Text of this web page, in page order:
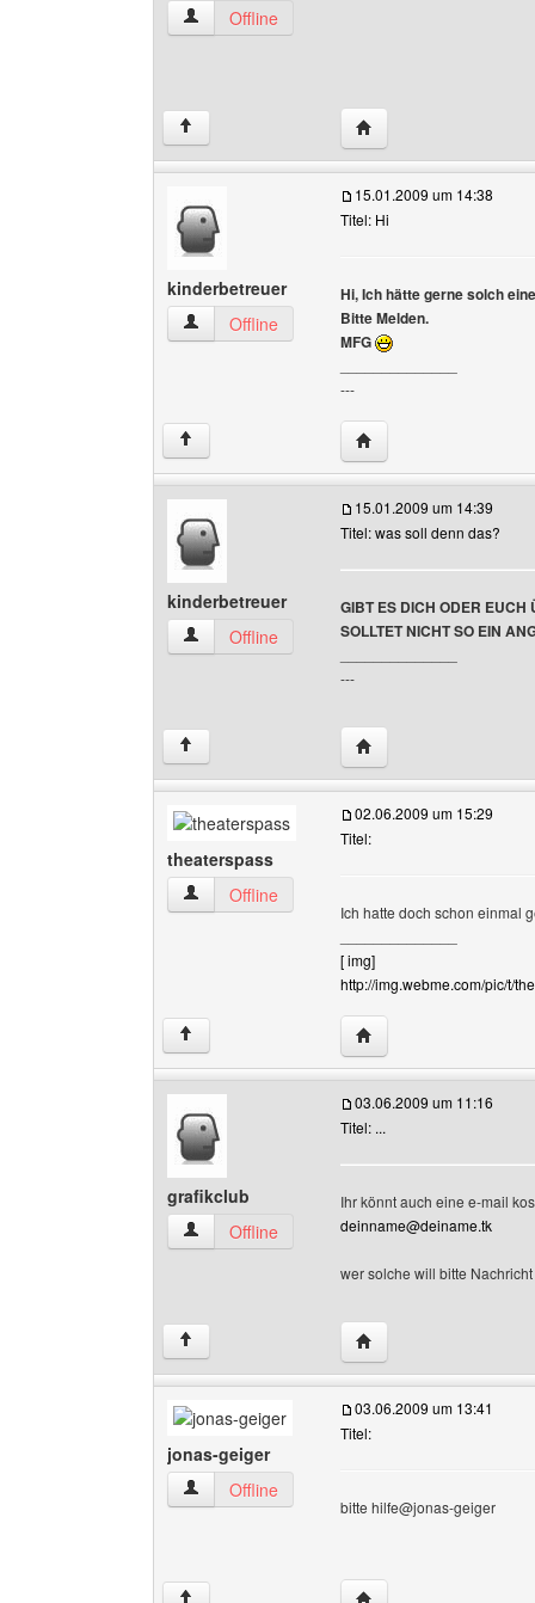
grischan Benutzer-Profile anzeigen
Offline
↑ Website dieses
kinderbetreuer
kinderbetreuer Benutzer-Profile anzeigen
Offline
15.01.2009 um 14:38
Titel: Hi
Hi, Ich hätte gerne solch
Bitte Melden.
MFG
---
↑ Website dieses
kinderbetreuer
kinderbetreuer Benutzer-Profile anzeigen
Offline
15.01.2009 um 14:39
Titel: was soll denn das?
GIBT ES DICH ODER
SOLLTET NICHT SO EIN
---
↑ Website dieses
theaterspass
theaterspass Benutzer-Profile anzeigen
Offline
02.06.2009 um 15:29
Titel:
Ich hatte doch schon einmal
[ img]
http://img.webme.com/pic/t/
↑ Website dieses
grafikclub
grafikclub Benutzer-Profile anzeigen
Offline
03.06.2009 um 11:16
Titel: ...
Ihr könnt auch eine e-mail
deinname@deiname.tk
wer solche will bitte
↑ Website dieses
jonas-geiger
jonas-geiger Benutzer-Profile anzeigen
Offline
03.06.2009 um 13:41
Titel:
bitte hilfe@jonas-geiger
↑ Website dieses